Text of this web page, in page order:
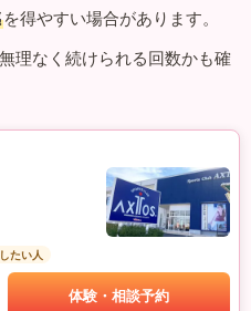
を得やすい場合があります。
理なく続けられる回数かも確
たい人
体験・相談予約